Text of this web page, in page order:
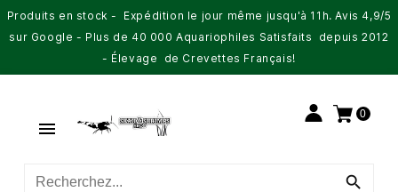
Produits en stock - Expédition le jour même jusqu'à 11h. Avis 4,9/5
sur Google - Plus de 40 000 Aquariophiles Satisfaits depuis 2012
- Élevage de Crevettes Français!

0
